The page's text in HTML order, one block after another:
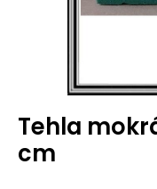
Tehla
cm